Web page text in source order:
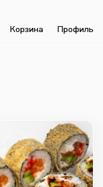
Корзина Профиль